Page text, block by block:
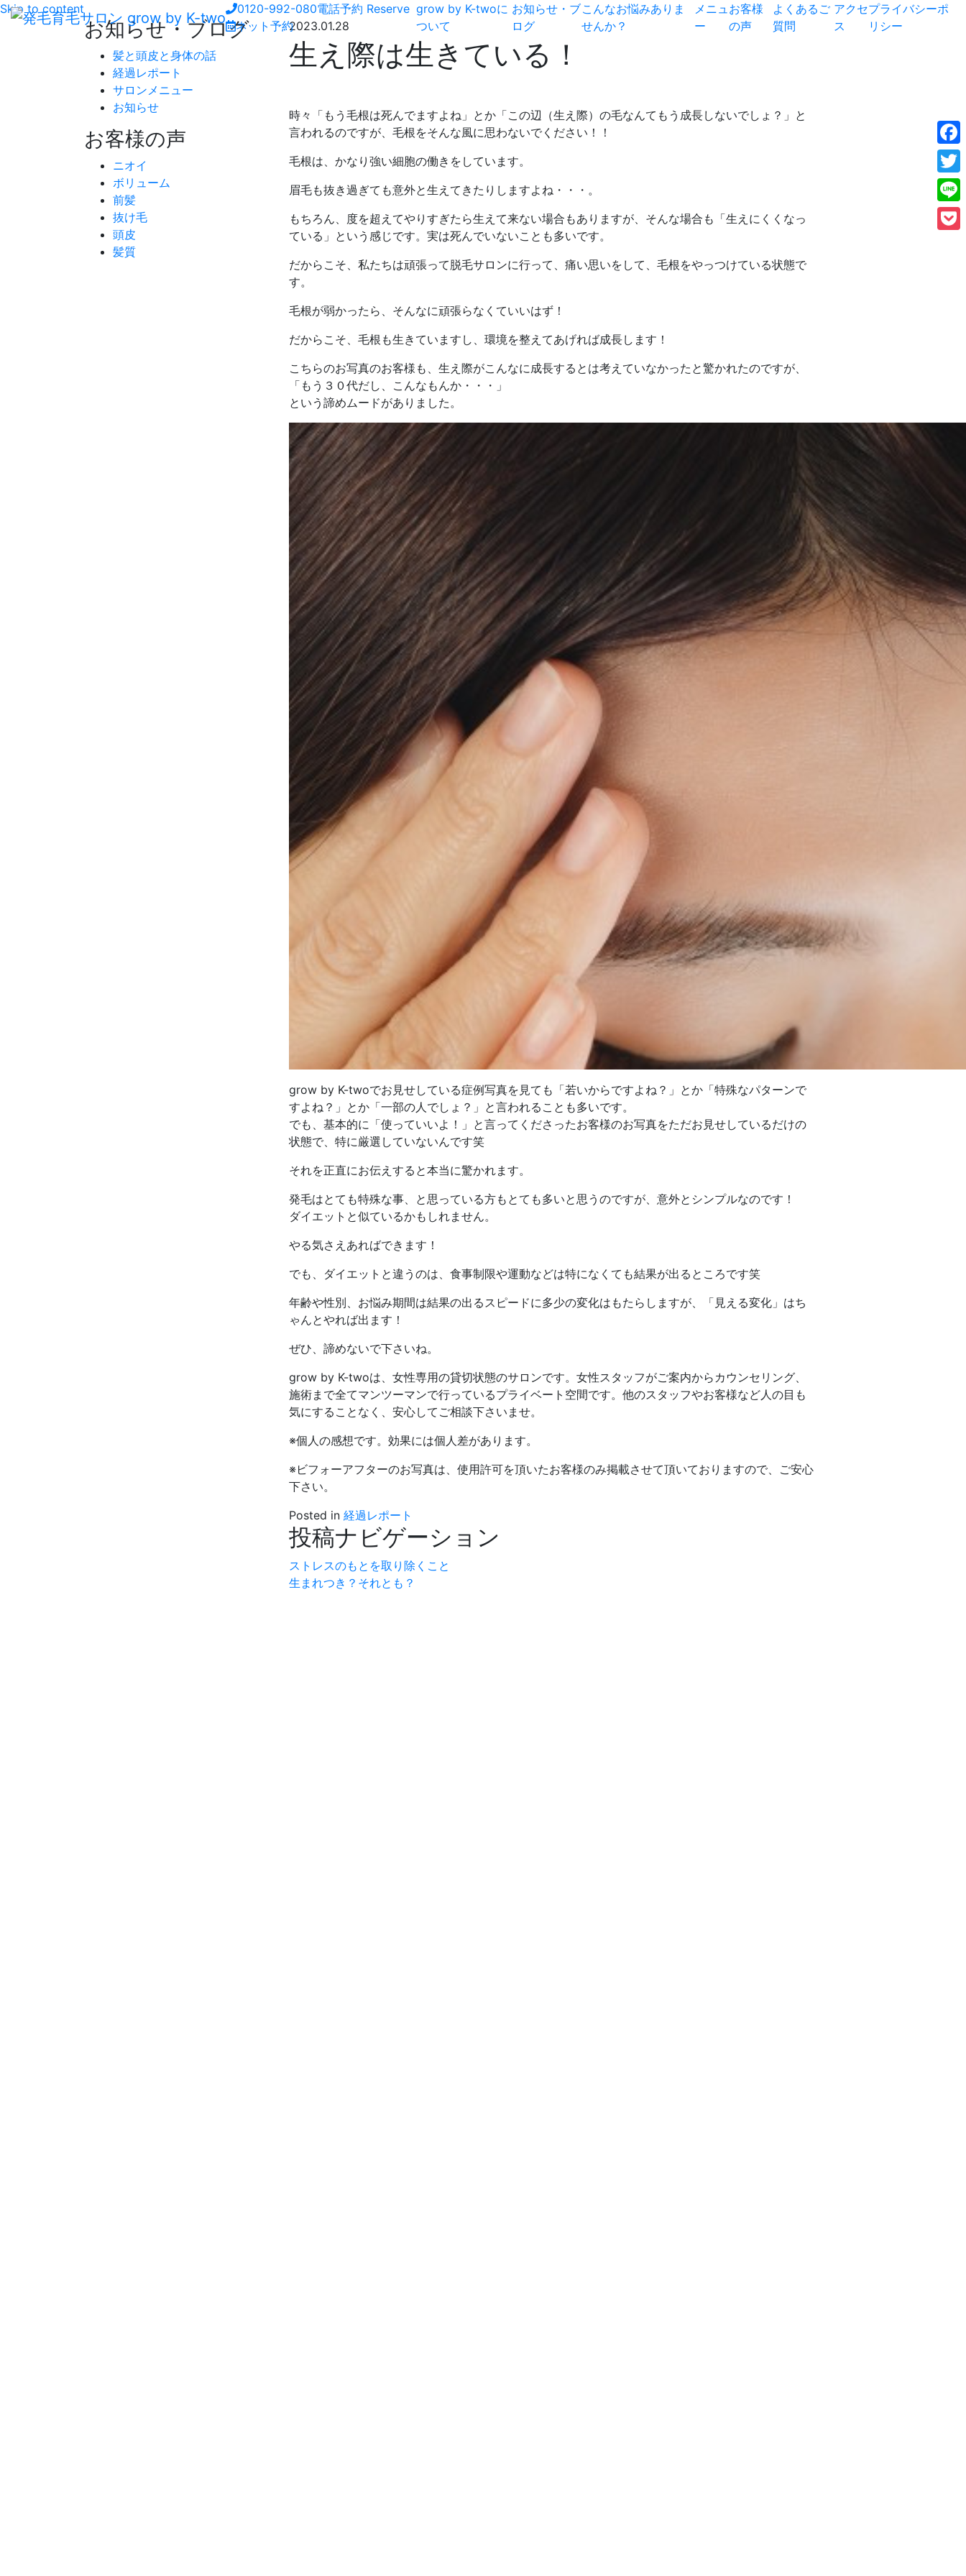
Skip to content 0120-992-080電話予約 Reserve
ネット予約
grow by K-twoに
ついて
お知らせ・ブ
ログ
こんなお悩みありま
せんか？
メニュ
ー
お客様
の声
よくあるご
質問
アクセ
ス
プライバシーポ
リシー
2023.01.28
生え際は生きている！
時々「もう毛根は死んでますよね」とか「この辺（生え際）の毛なんてもう成長しないでしょ？」と
言われるのですが、毛根をそんな風に思わないでください！！
毛根は、かなり強い細胞の働きをしています。
眉毛も抜き過ぎても意外と生えてきたりしますよね・・・。
もちろん、度を超えてやりすぎたら生えて来ない場合もありますが、そんな場合も「生えにくくなっ
ている」という感じです。実は死んでいないことも多いです。
だからこそ、私たちは頑張って脱毛サロンに行って、痛い思いをして、毛根をやっつけている状態で
す。
毛根が弱かったら、そんなに頑張らなくていいはず！
だからこそ、毛根も生きていますし、環境を整えてあげれば成長します！
こちらのお写真のお客様も、生え際がこんなに成長するとは考えていなかったと驚かれたのですが、
「もう３０代だし、こんなもんか・・・」
という諦めムードがありました。
grow by K-twoでお見せしている症例写真を見ても「若いからですよね？」とか「特殊なパターンで
すよね？」とか「一部の人でしょ？」と言われることも多いです。
でも、基本的に「使っていいよ！」と言ってくださったお客様のお写真をただお見せしているだけの
状態で、特に厳選していないんです笑
それを正直にお伝えすると本当に驚かれます。
発毛はとても特殊な事、と思っている方もとても多いと思うのですが、意外とシンプルなのです！
ダイエットと似ているかもしれません。
やる気さえあればできます！
でも、ダイエットと違うのは、食事制限や運動などは特になくても結果が出るところです笑
年齢や性別、お悩み期間は結果の出るスピードに多少の変化はもたらしますが、「見える変化」はち
ゃんとやれば出ます！
ぜひ、諦めないで下さいね。
grow by K-twoは、女性専用の貸切状態のサロンです。女性スタッフがご案内からカウンセリング、
施術まで全てマンツーマンで行っているプライベート空間です。他のスタッフやお客様など人の目も
気にすることなく、安心してご相談下さいませ。
※個人の感想です。効果には個人差があります。
※ビフォーアフターのお写真は、使用許可を頂いたお客様のみ掲載させて頂いておりますので、ご安心
下さい。
Posted in 経過レポート
投稿ナビゲーション
ストレスのもとを取り除くこと
生まれつき？それとも？
お知らせ・ブログ
髪と頭皮と身体の話
経過レポート
サロンメニュー
お知らせ
お客様の声
ニオイ
ボリューム
前髪
抜け毛
頭皮
髪質
Line